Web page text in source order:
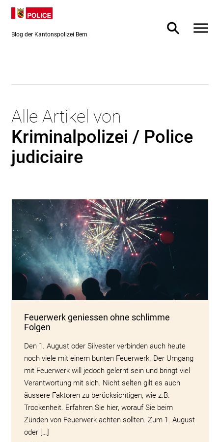
Direkt
zum
Inhalt
Direkt
SucheBlog der Kantonspolizei Bern
Alle Artikel von
Kriminalpolizei / Police
judiciaire
Feuerwerk geniessen ohne schlimme
Folgen
Den 1. August oder Silvester verbinden auch heute
noch viele mit einem bunten Feuerwerk. Der Umgang
mit Feuerwerk will jedoch gelernt sein und bringt viel
Verantwortung mit sich. Nicht selten gilt es auch
äussere Faktoren zu berücksichtigen, wie z.B.
Trockenheit. Erfahren Sie hier, worauf Sie beim
Zünden von Feuerwerk achten sollten. Zum 1. August
oder […]